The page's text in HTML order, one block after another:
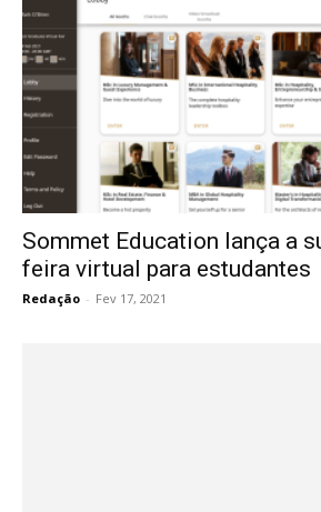
Sommet Education lança a
feira virtual para estudantes
Redação - Fev 17, 2021